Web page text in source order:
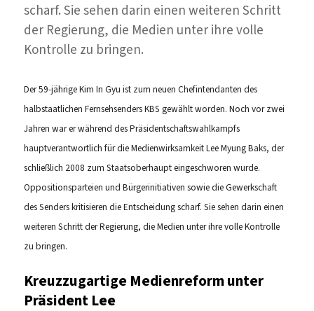
scharf. Sie sehen darin einen weiteren Schritt
der Regierung, die Medien unter ihre volle
Kontrolle zu bringen.
Der 59-jährige Kim In Gyu ist zum neuen Chefintendanten des
halbstaatlichen Fernsehsenders KBS gewählt worden. Noch vor zwei
Jahren war er während des Präsidentschaftswahlkampfs
hauptverantwortlich für die Medienwirksamkeit Lee Myung Baks, der
schließlich 2008 zum Staatsoberhaupt eingeschworen wurde.
Oppositionsparteien und Bürgerinitiativen sowie die Gewerkschaft
des Senders kritisieren die Entscheidung scharf. Sie sehen darin einen
weiteren Schritt der Regierung, die Medien unter ihre volle Kontrolle
zu bringen.
Kreuzzugartige Medienreform unter
Präsident Lee